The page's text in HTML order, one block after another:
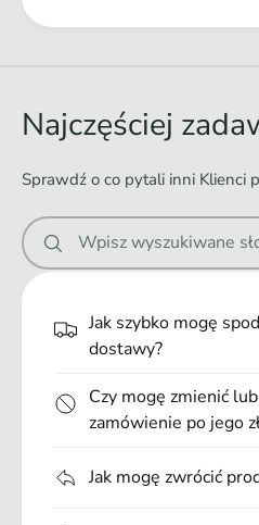
w
i
e
Najczęściej
Sprawdź o co pytali inni Klienci
Wpisz wyszukiwane
Jak szybko mogę
dostawy?
Czy mogę zmienić
zamówienie po jego
Jak mogę zwrócić